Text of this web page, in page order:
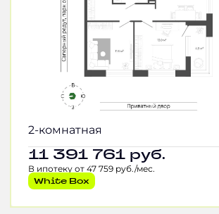
2-комнатная
11 391 761 руб.
В ипотеку от 47 759 руб./мес.
White Box